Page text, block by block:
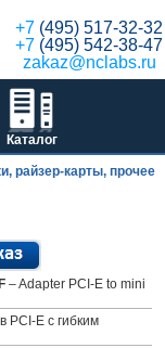
+7 (495) 517-32-32
+7 (495) 542-38-47
zakaz@nclabs.ru
Каталог
райзер-карты, прочее
– Adapter PCI-E to mini
PCI-E с гибким